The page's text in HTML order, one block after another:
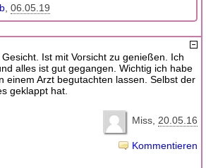
06.05.19
Ist mit Vorsicht zu genießen. Ich
alles ist gut gegangen. Wichtig ich habe
einem Arzt begutachten lassen. Selbst der
geklappt hat.
Miss 20.05.16
Kommentieren